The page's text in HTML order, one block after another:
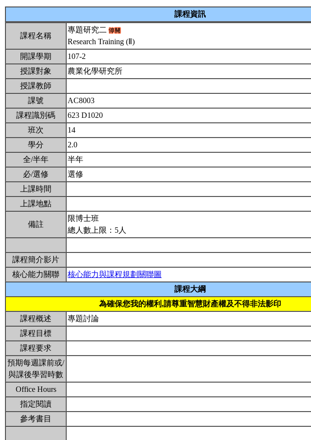
課程資訊
課程名稱
專題研究二
Research Training (Ⅱ)
開課學期
107-2
授課對象
農業化學研究所
授課教師
課號
AC8003
課程識別碼
623 D1020
班次
14
學分
2.0
全/半年
半年
必/選修
選修
上課時間
上課地點
備註
限博士班
總人數上限：5人
課程簡介影片
核心能力關聯
核心能力與課程規劃關聯圖
課程大綱
為確保您我的權利,請尊重智慧財產權及不得非法影印
課程概述
專題討論
課程目標
課程要求
預期每週課前或/
與課後學習時數
Office Hours
指定閱讀
參考書目